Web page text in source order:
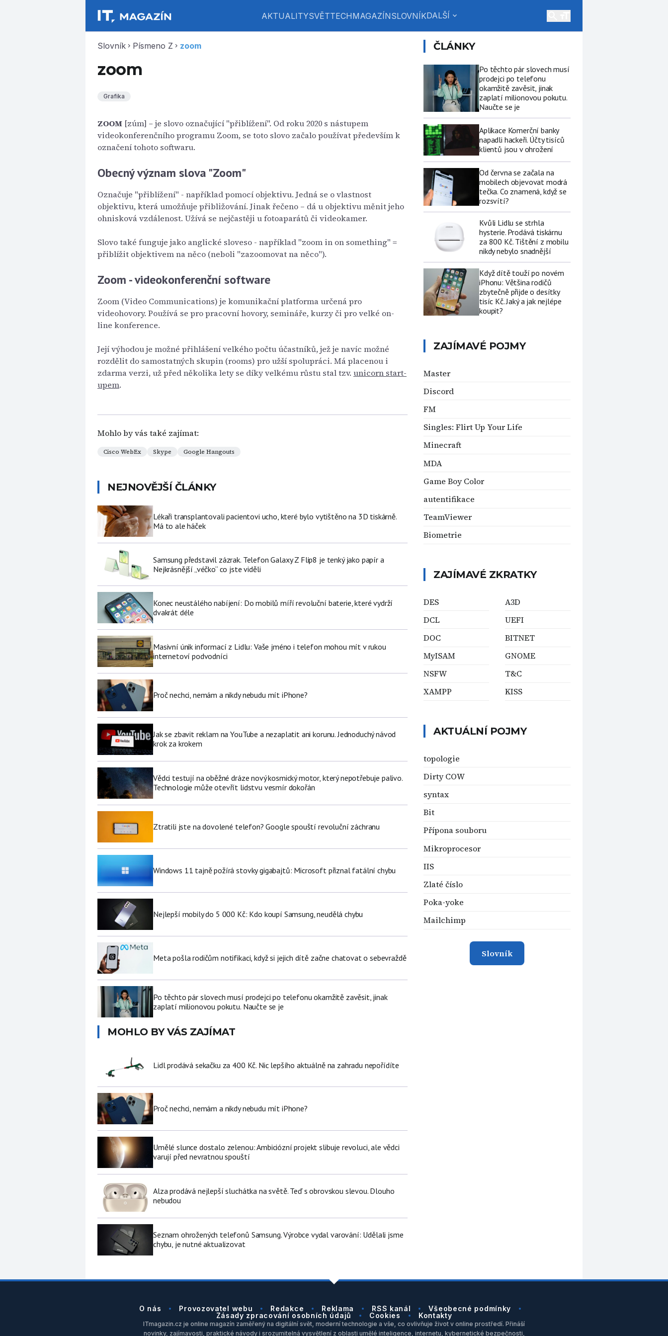
AKTUALITYSVĚTTECHMAGAZÍNSLOVNÍKDALŠÍ expand_more
Slovník chevron_right Písmeno Z chevron_right zoom
zoom
Grafika
ZOOM [zúm] – je slovo označující "přiblížení". Od roku 2020 s nástupem
videokonferenčního programu Zoom, se toto slovo začalo používat především k
označení tohoto softwaru.
Obecný význam slova "Zoom"
Označuje "přiblížení" - například pomocí objektivu. Jedná se o vlastnost
objektivu, která umožňuje přibližování. Jinak řečeno – dá u objektivu měnit jeho
ohnisková vzdálenost. Užívá se nejčastěji u fotoaparátů či videokamer.
Slovo také funguje jako anglické sloveso - například "zoom in on something" =
přiblížit objektivem na něco (neboli "zazoomovat na něco").
Zoom - videokonferenční software
Zoom (Video Communications) je komunikační platforma určená pro
videohovory. Používá se pro pracovní hovory, semináře, kurzy či pro velké on-
line konference.
Její výhodou je možné přihlášení velkého počtu účastníků, jež je navíc možné
rozdělit do samostatných skupin (rooms) pro užší spolupráci. Má placenou i
zdarma verzi, už před několika lety se díky velkému růstu stal tzv. unicorn start-
upem.
Mohlo by vás také zajímat:
Cisco WebEx Skype Google Hangouts
NEJNOVĚJŠÍ ČLÁNKY
Lékaři transplantovali pacientovi ucho, které bylo vytištěno na 3D tiskárně.
Má to ale háček
Samsung představil zázrak. Telefon Galaxy Z Flip8 je tenký jako papír a
Nejkrásnější „véčko“ co jste viděli
Konec neustálého nabíjení: Do mobilů míří revoluční baterie, které vydrží
dvakrát déle
Masivní únik informací z Lidlu: Vaše jméno i telefon mohou mít v rukou
internetoví podvodníci
Proč nechci, nemám a nikdy nebudu mít iPhone?
Jak se zbavit reklam na YouTube a nezaplatit ani korunu. Jednoduchý návod
krok za krokem
Vědci testují na oběžné dráze nový kosmický motor, který nepotřebuje palivo.
Technologie může otevřít lidstvu vesmír dokořán
Ztratili jste na dovolené telefon? Google spouští revoluční záchranu
Windows 11 tajně požírá stovky gigabajtů: Microsoft přiznal fatální chybu
Nejlepší mobily do 5 000 Kč: Kdo koupí Samsung, neudělá chybu
Meta pošla rodičům notifikaci, když si jejich dítě začne chatovat o sebevraždě
Po těchto pár slovech musí prodejci po telefonu okamžitě zavěsit, jinak
zaplatí milionovou pokutu. Naučte se je
MOHLO BY VÁS ZAJÍMAT
Lidl prodává sekačku za 400 Kč. Nic lepšího aktuálně na zahradu nepořídíte
Proč nechci, nemám a nikdy nebudu mít iPhone?
Umělé slunce dostalo zelenou: Ambiciózní projekt slibuje revoluci, ale vědci
varují před nevratnou spouští
Alza prodává nejlepší sluchátka na světě. Teď s obrovskou slevou. Dlouho
nebudou
Seznam ohrožených telefonů Samsung. Výrobce vydal varování: Udělali jsme
chybu, je nutné aktualizovat
ČLÁNKY
Po těchto pár slovech musí
prodejci po telefonu
okamžitě zavěsit, jinak
zaplatí milionovou pokutu.
Naučte se je
Aplikace Komerční banky
napadli hackeři. Účty tisíců
klientů jsou v ohrožení
Od června se začala na
mobilech objevovat modrá
tečka. Co znamená, když se
rozsvítí?
Kvůli Lidlu se strhla
hysterie. Prodává tiskárnu
za 800 Kč. Tištění z mobilu
nikdy nebylo snadnější
Když dítě touží po novém
iPhonu: Většina rodičů
zbytečně přijde o desítky
tisíc Kč. Jaký a jak nejlépe
koupit?
ZAJÍMAVÉ POJMY
Master
Discord
FM
Singles: Flirt Up Your Life
Minecraft
MDA
Game Boy Color
autentifikace
TeamViewer
Biometrie
ZAJÍMAVÉ ZKRATKY
DES
DCL
DOC
MyISAM
NSFW
XAMPP
A3D
UEFI
BITNET
GNOME
T&C
KISS
AKTUÁLNÍ POJMY
topologie
Dirty COW
syntax
Bit
Přípona souboru
Mikroprocesor
IIS
Zlaté číslo
Poka-yoke
Mailchimp
Slovník
O nás Provozovatel webu Redakce Reklama RSS kanál
Všeobecné podmínky
Zásady zpracování osobních údajů
Cookies Kontakty
ITmagazin.cz je online magazín zaměřený na digitální svět, moderní technologie a vše, co ovlivňuje život v online prostředí. Přináší
novinky, zajímavosti, praktické návody i srozumitelná vysvětlení z oblasti umělé inteligence, internetu, kybernetické bezpečnosti,